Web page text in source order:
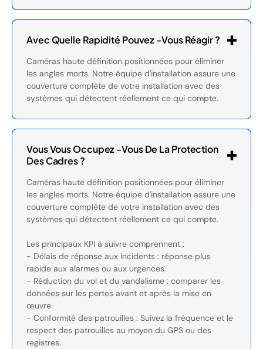
Avec Quelle Rapidité Pouvez -vous Réagir ?
Caméras haute définition positionnées pour éliminer
les angles morts. Notre équipe d'installation assure une
couverture complète de votre installation avec des
systèmes qui détectent réellement ce qui compte.
Vous Vous Occupez -vous De La Protection
Des Cadres ?
Caméras haute définition positionnées pour éliminer
les angles morts. Notre équipe d'installation assure une
couverture complète de votre installation avec des
systèmes qui détectent réellement ce qui compte.
Les principaux KPI à suivre comprennent :
- Délais de réponse aux incidents : réponse plus
rapide aux alarmes ou aux urgences.
- Réduction du vol et du vandalisme : comparer les
données sur les pertes avant et après la mise en
œuvre.
- Conformité des patrouilles : Suivez la fréquence et le
respect des patrouilles au moyen du GPS ou des
registres.